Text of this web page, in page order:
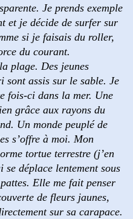
Je prends exemple
et je décide de surfer sur
si je faisais du roller,
du courant.
plage. Des jeunes
sont assis sur le sable. Je
fois-ci dans la mer. Une
grâce aux rayons du
Un monde peuplé de
s’offre à moi. Mon
tortue terrestre (j’en
se déplace lentement sous
Elle me fait penser
de fleurs jaunes,
sur sa carapace.